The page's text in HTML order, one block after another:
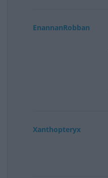
EnannanRobban
Xanthopteryx